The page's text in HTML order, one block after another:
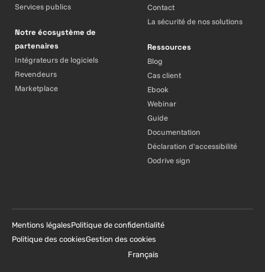
Services publics
Notre écosystème de
partenaires
Intégrateurs de logiciels
Revendeurs
Marketplace
Contact
La sécurité de nos solutions
Ressources
Blog
Cas client
Ebook
Webinar
Guide
Documentation
Déclaration d'accessibilité
Oodrive sign
Mentions légalesPolitique de confidentialité
Politique des cookiesGestion des cookies
Français